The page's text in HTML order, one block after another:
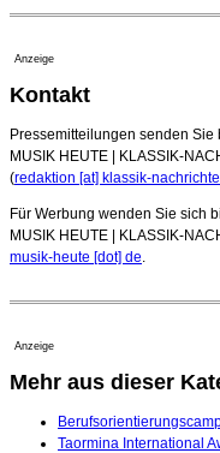
Anzeige
Kontakt
Pressemitteilungen senden Sie
MUSIK HEUTE | KLASSIK-
(redaktion [at] klassik-
Für Werbung wenden Sie sich
MUSIK HEUTE | KLASSIK-
musik-heute [dot] de
Anzeige
Mehr aus dieser
Taormina International